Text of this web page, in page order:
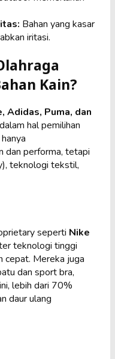
Bahan yang kasar
iritasi.
Kain?
Adidas, Puma, dan
hal pemilihan
dan performa, tetapi
teknologi tekstil,
seperti Nike
teknologi tinggi
cepat. Mereka juga
dan sport bra,
lebih dari 70%
daur ulang